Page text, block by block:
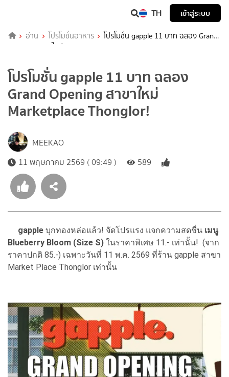
TH เข้าสู่ระบบ
อ่าน โปรโมชั่นอาหาร
โปรโมชั่น gapple 11 บาท ฉลอง Grand
Opening สาขาใหม่ Marketplace Thonglor!
โปรโมชั่น gapple 11 บาท ฉลอง
Grand Opening สาขาใหม่
Marketplace Thonglor!
MEEKAO
11 พฤษภาคม 2569 ( 09:49 )
589
gapple บุกทองหล่อแล้ว! จัดโปรแรง แจกความสดชื่น เมนู
Blueberry Bloom (Size S) ในราคาพิเศษ 11.- เท่านั้น! (จาก
ราคาปกติ 85.-) เฉพาะวันที่ 11 พ.ค. 2569 ที่ร้าน gapple สาขา
Market Place Thonglor เท่านั้น